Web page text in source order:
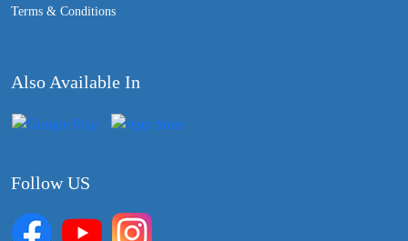
Terms & Conditions
Also Available In
Follow US